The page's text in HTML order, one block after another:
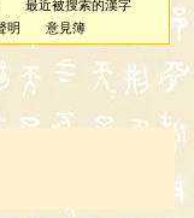
最近被搜索的漢字
明 意見簿